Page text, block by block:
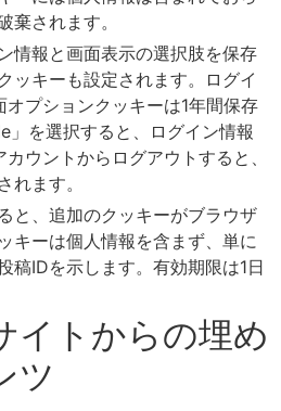
棄されます。
情報と画面表示の選択肢を保存
ッキーも設定されます。ログイ
プションクッキーは1年間保存
」を選択すると、ログイン情報
ウントからログアウトすると、
れます。
と、追加のクッキーがブラウザ
キーは個人情報を含まず、単に
稿IDを示します。有効期限は1日
イトからの埋め
ツ